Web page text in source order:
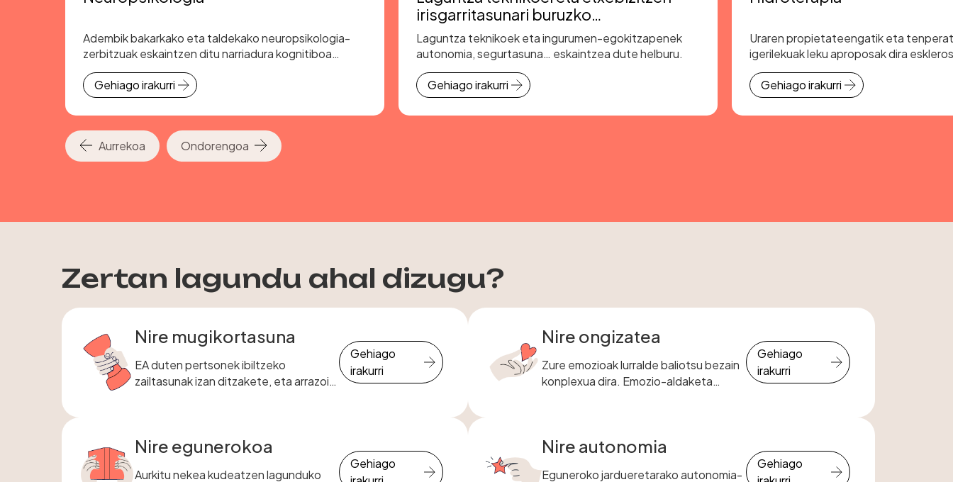
Aurrekoa Ondorengoa
Adembik bakarkako eta taldekako neuropsikologia-
zerbitzuak eskaintzen ditu narriadura kognitiboa
prebenitzeko.
Gehiago irakurri
irisgarritasunari buruzko
aholkularitza eta maileguak
Laguntza teknikoek eta ingurumen-egokitzapenek
autonomia, segurtasuna… eskaintzea dute helburu.
Gehiago irakurri
Uraren propietateengatik eta
igerilekuak leku aproposak dira
duten pertsonek ariketa fisikoa
Gehiago irakurri
Zertan lagundu ahal dizugu?
Nire mugikortasuna
EA duten pertsonek ibiltzeko
zailtasunak izan ditzakete, eta arrazoi
Gehiago
irakurri
Nire ongizatea
Zure emozioak lurralde baliotsu bezain
konplexua dira. Emozio-aldaketa
Gehiago
irakurri
Nire egunerokoa
Aurkitu nekea kudeatzen lagunduko
Gehiago
Nire autonomia
Eguneroko jardueretarako autonomia-
Gehiago